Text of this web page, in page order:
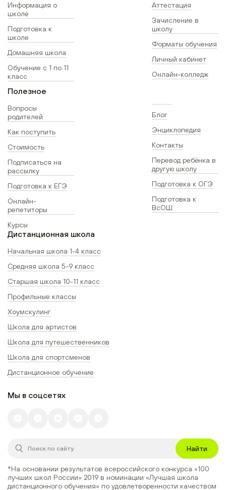
Информация о
школе
Подготовка к
школе
Домашняя школа
Обучение с 1 по 11
класс
Аттестация
Зачисление в
школу
Форматы обучения
Личный кабинет
Онлайн-колледж
Полезное
Вопросы
родителей
Как поступить
Стоимость
Подписаться на
рассылку
Подготовка к ЕГЭ
Онлайн-
репетиторы
Курсы
Блог
Энциклопедия
Контакты
Перевод ребёнка в
другую школу
Подготовка к ОГЭ
Подготовка к
ВсОШ
Дистанционная школа
Начальная школа 1-4 класс
Средняя школа 5-9 класс
Старшая школа 10-11 класс
Профильные классы
Хоумскулинг
Школа для артистов
Школа для путешественников
Школа для спортсменов
Дистанционное обучение
Мы в соцсетях
Найти
*На основании результатов всероссийского конкурса «100
лучших школ России» 2019 в номинации «Лучшая школа
дистанционного обучения» по удовлетворенности качеством